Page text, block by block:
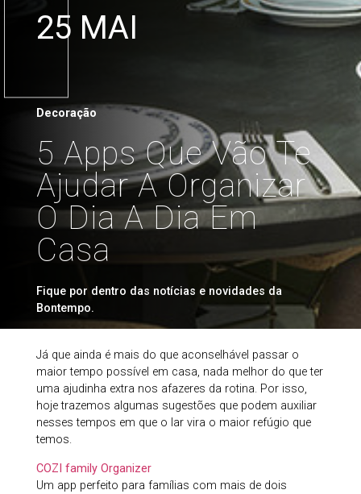
25 MAI
Decoração
5 Apps Que Vão Te
Ajudar A Organizar
O Dia A Dia Em
Casa
Fique por dentro das notícias e novidades da
Bontempo.
Já que ainda é mais do que aconselhável passar o
maior tempo possível em casa, nada melhor do que ter
uma ajudinha extra nos afazeres da rotina. Por isso,
hoje trazemos algumas sugestões que podem auxiliar
nesses tempos em que o lar vira o maior refúgio que
temos.
COZI family Organizer
Um app perfeito para famílias com mais de dois